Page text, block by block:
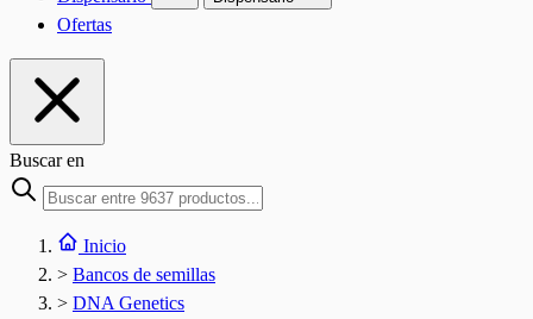
Ofertas
Buscar en
Inicio
> Bancos de semillas
> DNA Genetics